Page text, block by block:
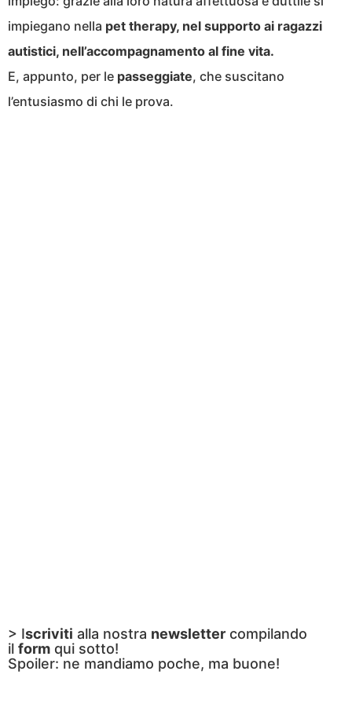
impiegano nella pet therapy, nel supporto ai ragazzi
autistici, nell’accompagnamento al fine vita.
E, appunto, per le passeggiate, che suscitano
l’entusiasmo di chi le prova.
> Iscriviti alla nostra newsletter compilando
il form qui sotto!
Spoiler: ne mandiamo poche, ma buone!